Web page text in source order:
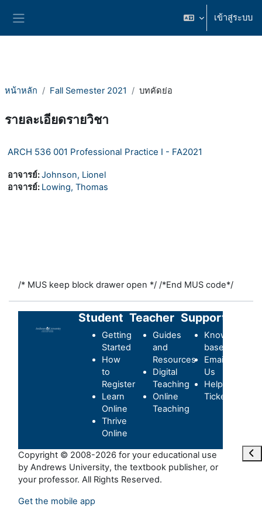
เข้าสู่ระบบ
หน้าหลัก Fall Semester 2021 บทคัดย่อ
รายละเอียดรายวิชา
ARCH 536 001 Professional Practice I - FA2021
อาจารย์:Johnson, Lionel
อาจารย์: Lowing, Thomas
/* MUS keep block drawer open */ /*End MUS code*/
Student
Getting
Started
How
to
Register
Learn
Online
Thrive
Online
Teacher
Guides
and
Resources
Digital
Teaching
Online
Teaching
Support
Knowledge-
base
Email
Us
Helpdesk
Ticket
Copyright © 2008-2026 for your educational use
by Andrews University, the textbook publisher, or
your professor. All Rights Reserved.
Get the mobile app